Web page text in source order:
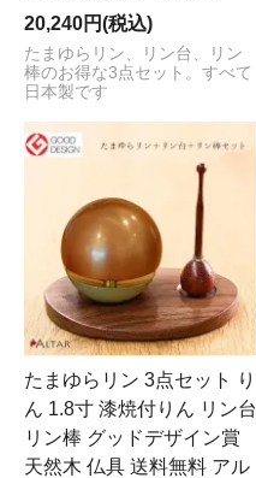
20,240円(税込)
たまゆらリン、リン台、リン
棒のお得な3点セット。すべて
日本製です
たまゆらリン 3点セット り
ん 1.8寸 漆焼付りん リン台
リン棒 グッドデザイン賞
天然木 仏具 送料無料 アル